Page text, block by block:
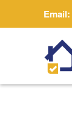
Email: